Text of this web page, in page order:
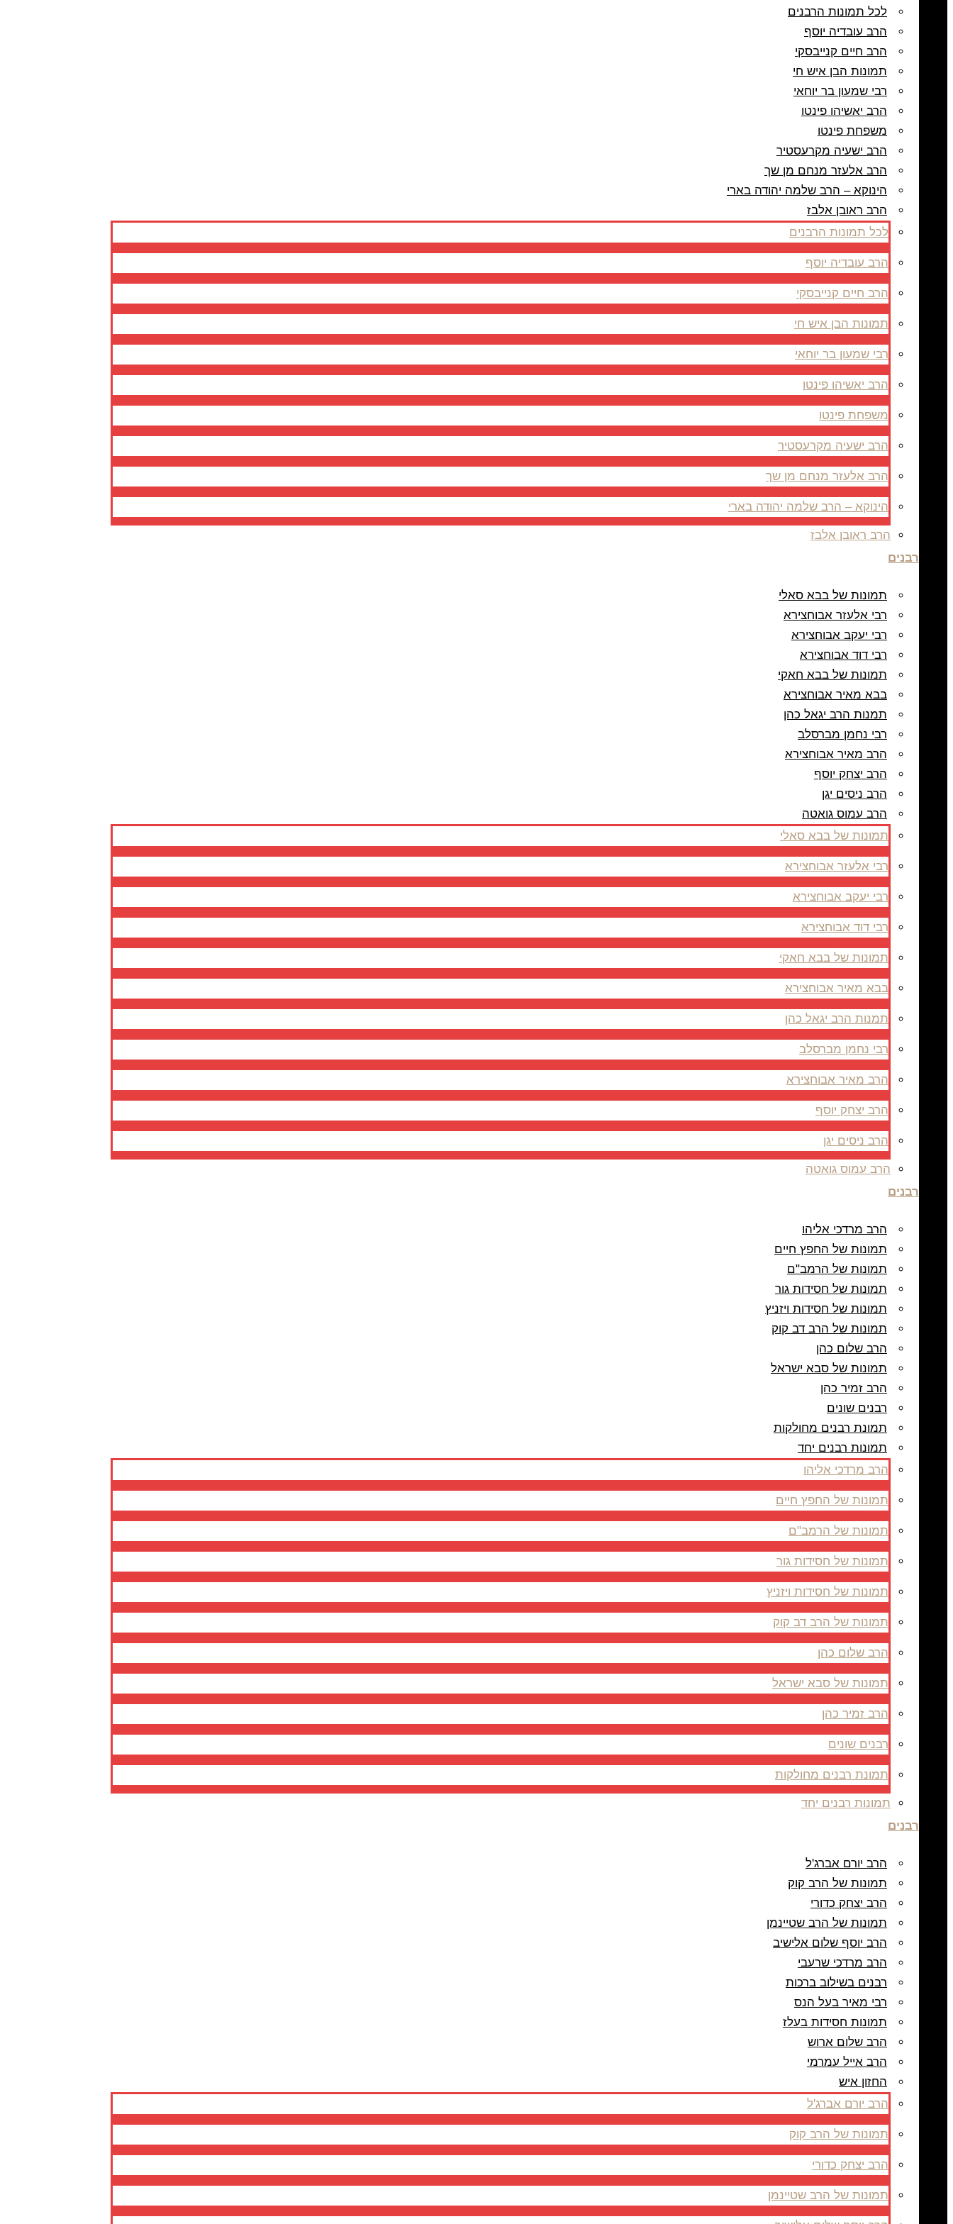
לכל תמונות הרבנים
הרב עובדיה יוסף
הרב חיים קנייבסקי
תמונות הבן איש חי
רבי שמעון בר יוחאי
הרב יאשיהו פינטו
משפחת פינטו
הרב ישעיה מקרעסטיר
הרב אלעזר מנחם מן שך
הינוקא – הרב שלמה יהודה בארי
הרב ראובן אלבז
לכל תמונות הרבנים
הרב עובדיה יוסף
הרב חיים קנייבסקי
תמונות הבן איש חי
רבי שמעון בר יוחאי
הרב יאשיהו פינטו
משפחת פינטו
הרב ישעיה מקרעסטיר
הרב אלעזר מנחם מן שך
הינוקא – הרב שלמה יהודה בארי
הרב ראובן אלבז
רבנים
תמונות של בבא סאלי
רבי אלעזר אבוחצירא
רבי יעקב אבוחצירא
רבי דוד אבוחצירא
תמונות של בבא חאקי
בבא מאיר אבוחצירא
תמנות הרב יגאל כהן
רבי נחמן מברסלב
הרב מאיר אבוחצירא
הרב יצחק יוסף
הרב ניסים יגן
הרב עמוס גואטה
תמונות של בבא סאלי
רבי אלעזר אבוחצירא
רבי יעקב אבוחצירא
רבי דוד אבוחצירא
תמונות של בבא חאקי
בבא מאיר אבוחצירא
תמנות הרב יגאל כהן
רבי נחמן מברסלב
הרב מאיר אבוחצירא
הרב יצחק יוסף
הרב ניסים יגן
הרב עמוס גואטה
רבנים
הרב מרדכי אליהו
תמונות של החפץ חיים
תמונות של הרמב"ם
תמונות של חסידות גור
תמונות של חסידות ויזניץ
תמונות של הרב דב קוק
הרב שלום כהן
תמונות של סבא ישראל
הרב זמיר כהן
רבנים שונים
תמונת רבנים מחולקות
תמונות רבנים יחד
הרב מרדכי אליהו
תמונות של החפץ חיים
תמונות של הרמב"ם
תמונות של חסידות גור
תמונות של חסידות ויזניץ
תמונות של הרב דב קוק
הרב שלום כהן
תמונות של סבא ישראל
הרב זמיר כהן
רבנים שונים
תמונת רבנים מחולקות
תמונות רבנים יחד
רבנים
הרב יורם אברג'ל
תמונות של הרב קוק
הרב יצחק כדורי
תמונות של הרב שטיינמן
הרב יוסף שלום אלישיב
הרב מרדכי שרעבי
רבנים בשילוב ברכות
רבי מאיר בעל הנס
תמונות חסידות בעלז
הרב שלום ארוש
הרב אייל עמרמי
החזון איש
הרב יורם אברג'ל
תמונות של הרב קוק
הרב יצחק כדורי
תמונות של הרב שטיינמן